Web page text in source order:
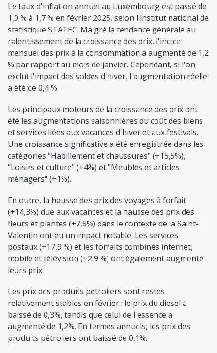
Le taux d'inflation annuel au Luxembourg est passé de
1,9 % à 1,7 % en février 2025, selon l'institut national de
statistique STATEC. Malgré la tendance générale au
ralentissement de la croissance des prix, l'indice
mensuel des prix à la consommation a augmenté de 1,2
% par rapport au mois de janvier. Cependant, si l'on
exclut l'impact des soldes d'hiver, l'augmentation réelle
a été de 0,4 %.
Les principaux moteurs de la croissance des prix ont
été les augmentations saisonnières du coût des biens
et services liées aux vacances d'hiver et aux festivals.
Une croissance significative a été enregistrée dans les
catégories "Habillement et chaussures" (+15,5%),
"Loisirs et culture" (+4%) et "Meubles et articles
ménagers" (+1%).
En outre, la hausse des prix des voyages à forfait
(+14,3%) due aux vacances et la hausse des prix des
fleurs et plantes (+7,5%) dans le contexte de la Saint-
Valentin ont eu un impact notable. Les services
postaux (+17,9 %) et les forfaits combinés internet,
mobile et télévision (+2,9 %) ont également augmenté
leurs prix.
Les prix des produits pétroliers sont restés
relativement stables en février : le prix du diesel a
baissé de 0,3%, tandis que celui de l'essence a
augmenté de 1,2%. En termes annuels, les prix des
produits pétroliers ont baissé de 0,1%.